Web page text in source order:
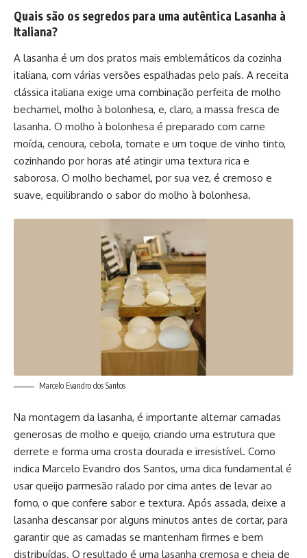
Quais são os segredos para uma autêntica Lasanha à
Italiana?
A lasanha é um dos pratos mais emblemáticos da cozinha
italiana, com várias versões espalhadas pelo país. A receita
clássica italiana exige uma combinação perfeita de molho
bechamel, molho à bolonhesa, e, claro, a massa fresca de
lasanha. O molho à bolonhesa é preparado com carne
moída, cenoura, cebola, tomate e um toque de vinho tinto,
cozinhando por horas até atingir uma textura rica e
saborosa. O molho bechamel, por sua vez, é cremoso e
suave, equilibrando o sabor do molho à bolonhesa.
Marcelo Evandro dos Santos
Na montagem da lasanha, é importante alternar camadas
generosas de molho e queijo, criando uma estrutura que
derrete e forma uma crosta dourada e irresistível. Como
indica Marcelo Evandro dos Santos, uma dica fundamental é
usar queijo parmesão ralado por cima antes de levar ao
forno, o que confere sabor e textura. Após assada, deixe a
lasanha descansar por alguns minutos antes de cortar, para
garantir que as camadas se mantenham firmes e bem
distribuídas. O resultado é uma lasanha cremosa e cheia de